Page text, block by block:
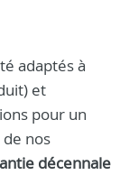
adaptés à
et
pour un
nos
décennale